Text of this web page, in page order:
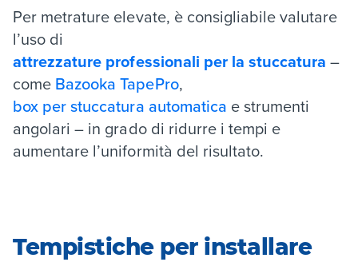
Per metrature elevate, è consigliabile valutare
l’uso di
attrezzature professionali per la stuccatura –
come Bazooka TapePro,
box per stuccatura automatica e strumenti
angolari – in grado di ridurre i tempi e
aumentare l’uniformità del risultato.
Tempistiche per installare